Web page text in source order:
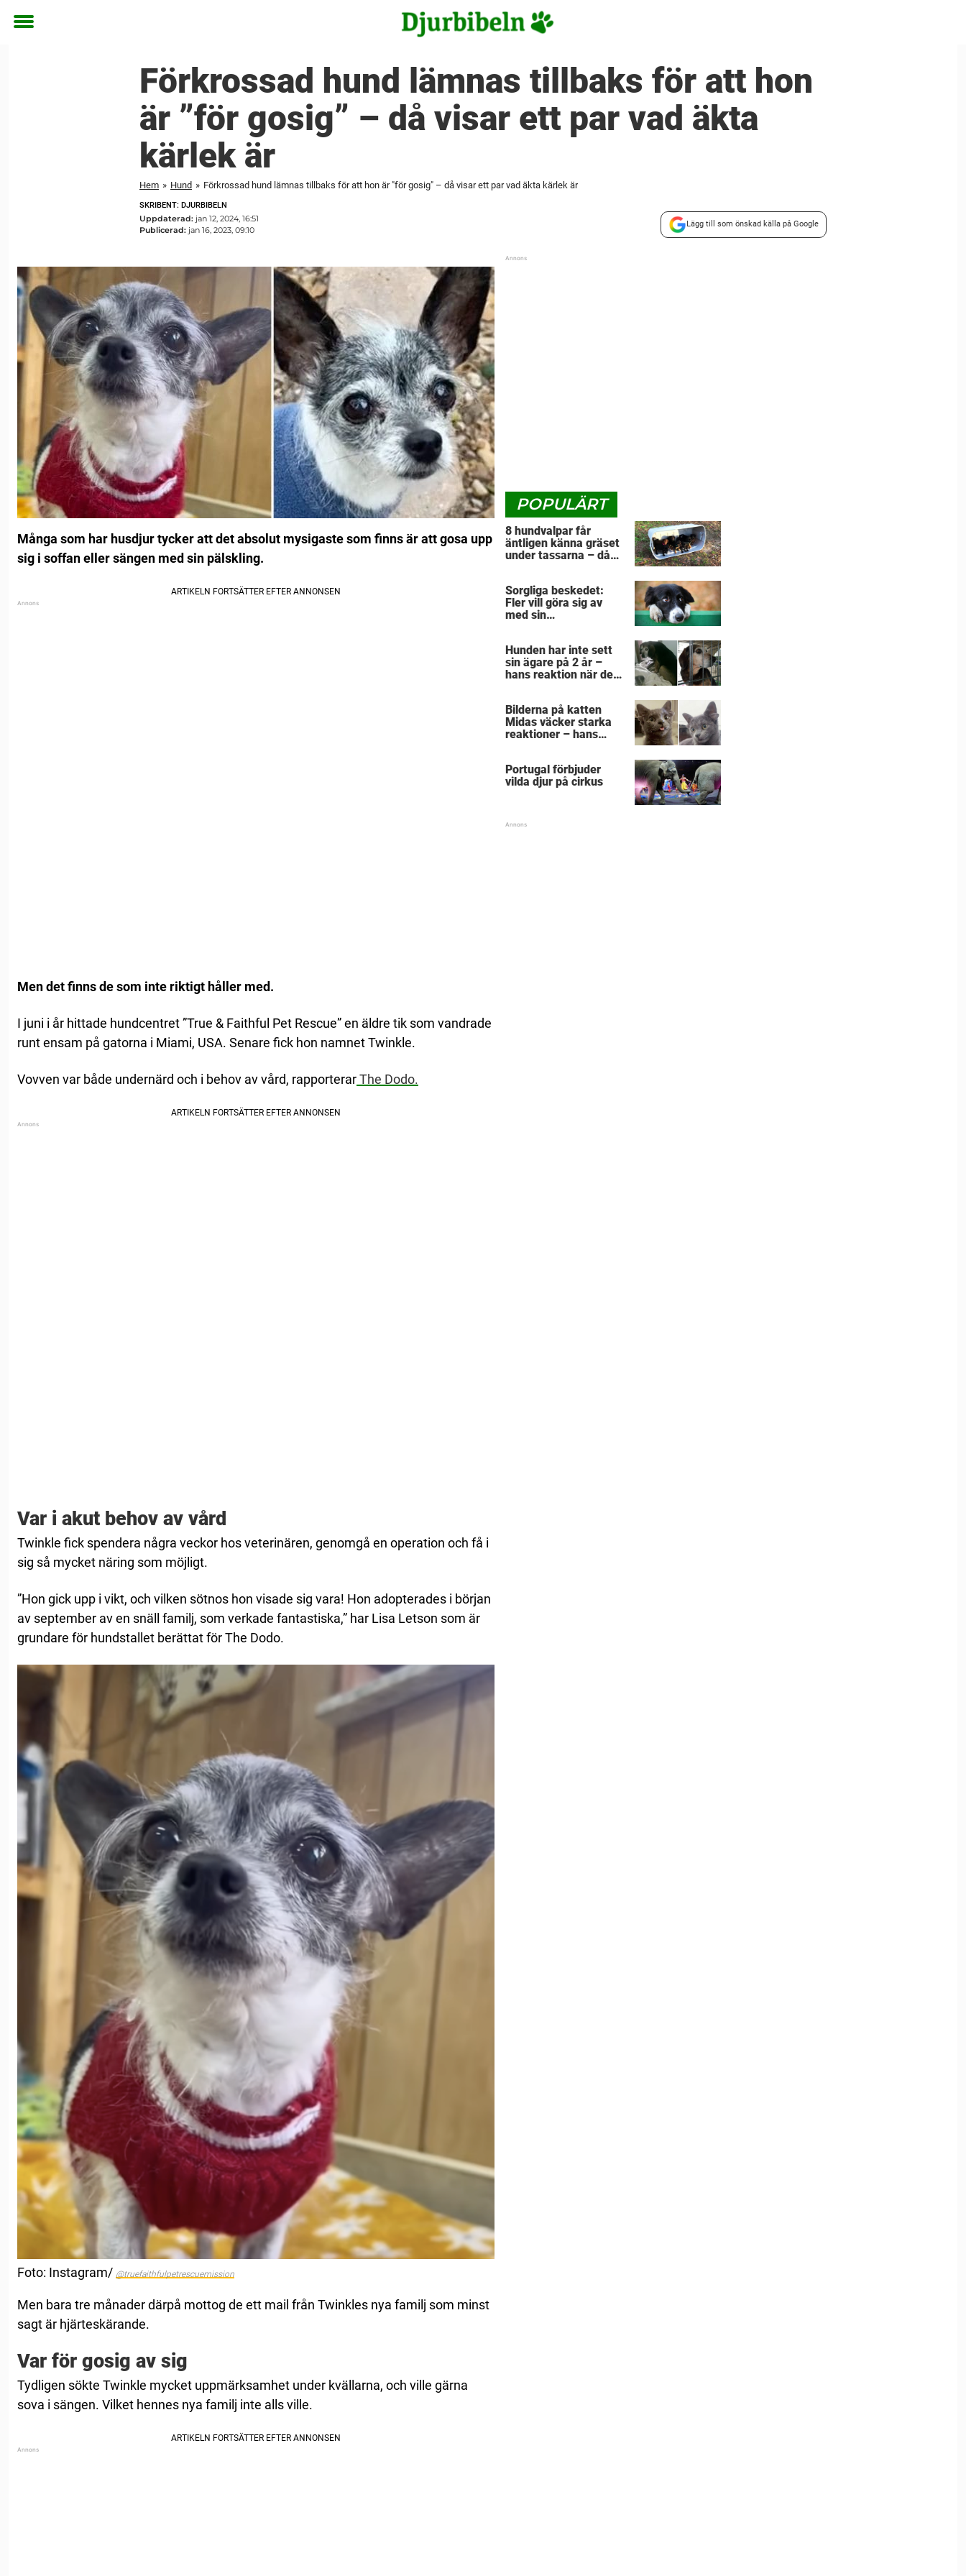
Toggle
Förkrossad hund lämnas tillbaks för att hon
är ”för gosig” – då visar ett par vad äkta
kärlek är
Hem » Hund » Förkrossad hund lämnas tillbaks för att hon är "för gosig" – då visar ett par vad äkta kärlek är
SKRIBENT: DJURBIBELN
Uppdaterad: jan 12, 2024, 16:51
Publicerad: jan 16, 2023, 09:10
Lägg till som önskad källa på Google
Många som har husdjur tycker att det absolut mysigaste som finns är att gosa upp
sig i soffan eller sängen med sin pälskling.
Men det finns de som inte riktigt håller med.
I juni i år hittade hundcentret ”True & Faithful Pet Rescue” en äldre tik som vandrade
runt ensam på gatorna i Miami, USA. Senare fick hon namnet Twinkle.
Vovven var både undernärd och i behov av vård, rapporterarThe Dodo.
Var i akut behov av vård
Twinkle fick spendera några veckor hos veterinären, genomgå en operation och få i
sig så mycket näring som möjligt.
”Hon gick upp i vikt, och vilken sötnos hon visade sig vara! Hon adopterades i början
av september av en snäll familj, som verkade fantastiska,” har Lisa Letson som är
grundare för hundstallet berättat för The Dodo.
Foto: Instagram/ @truefaithfulpetrescuemission
Men bara tre månader därpå mottog de ett mail från Twinkles nya familj som minst
sagt är hjärteskärande.
Var för gosig av sig
Tydligen sökte Twinkle mycket uppmärksamhet under kvällarna, och ville gärna
sova i sängen. Vilket hennes nya familj inte alls ville.
POPULÄRT
8 hundvalpar får
äntligen känna gräset
under tassarna – då
Sorgliga beskedet:
Fler vill göra sig av
med sin
Hunden har inte sett
sin ägare på 2 år –
hans reaktion när de
Bilderna på katten
Midas väcker starka
reaktioner – hans
Portugal förbjuder
vilda djur på cirkus